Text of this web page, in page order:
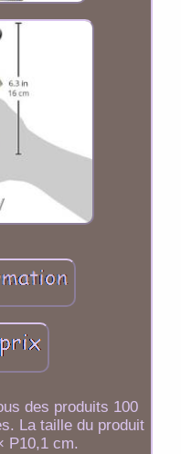
des produits 100
La taille du produit
P10,1 cm.